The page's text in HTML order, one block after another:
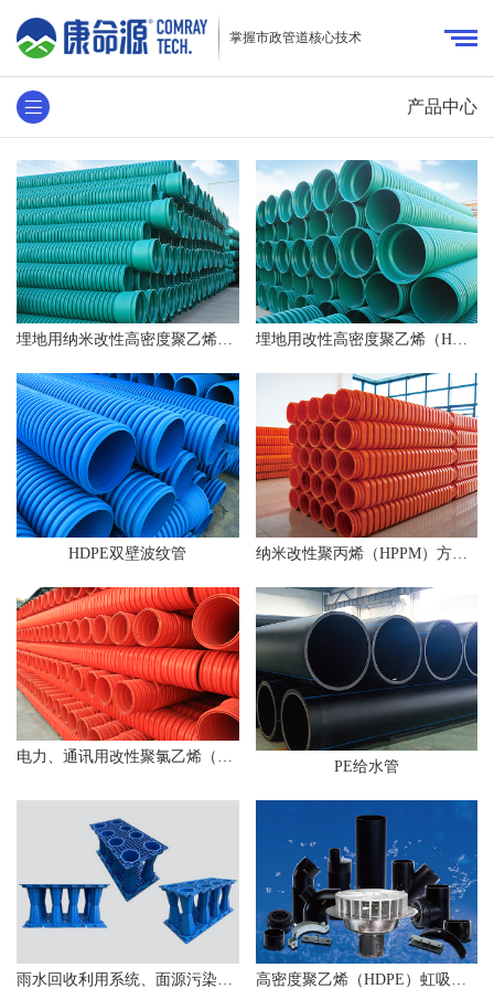
掌握市政管道核心技术
产品中心
埋地用纳米改性高密度聚乙烯（MUHDPE）双波峰增强排水管 埋地用改性高密度聚乙烯（HDPE-M）双壁波纹管
HDPE双壁波纹管 纳米改性聚丙烯（HPPM）方形电力双壁波纹管
PE给水管
雨水回收利用系统、面源污染处理系统、屋顶绿化系统、智慧海绵系统 高密度聚乙烯（HDPE）虹吸雨水管道系统